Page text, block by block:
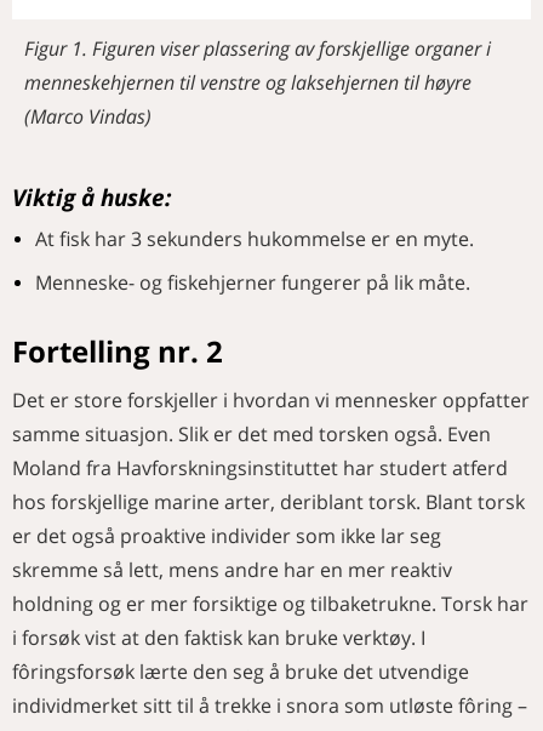
Figur 1. Figuren viser plassering av forskjellige organer i
menneskehjernen til venstre og laksehjernen til høyre
(Marco Vindas)
Viktig å huske:
At fisk har 3 sekunders hukommelse er en myte.
Menneske- og fiskehjerner fungerer på lik måte.
Fortelling nr. 2
Det er store forskjeller i hvordan vi mennesker oppfatter
samme situasjon. Slik er det med torsken også. Even
Moland fra Havforskningsinstituttet har studert atferd
hos forskjellige marine arter, deriblant torsk. Blant torsk
er det også proaktive individer som ikke lar seg
skremme så lett, mens andre har en mer reaktiv
holdning og er mer forsiktige og tilbaketrukne. Torsk har
i forsøk vist at den faktisk kan bruke verktøy. I
fôringsforsøk lærte den seg å bruke det utvendige
individmerket sitt til å trekke i snora som utløste fôring –